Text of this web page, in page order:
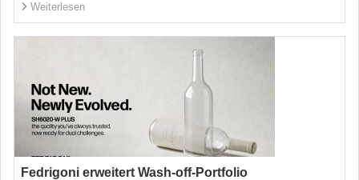
Weiterlesen
Fedrigoni erweitert Wash-off-Portfolio